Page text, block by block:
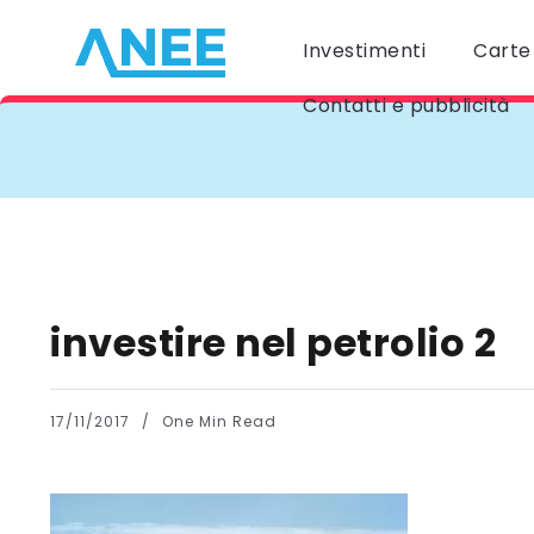
Investimenti
Contatti e pubblicità
investire nel petrolio 2
17/11/2017 One Min Read